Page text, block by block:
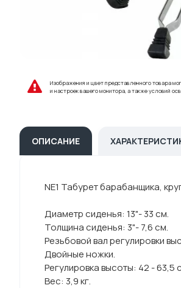
Изображения и цвет представленного товара
и настроек вашего монитора, а также условий
ОПИСАНИЕ
NE1 Табурет барабанщика,
Диаметр сиденья: 13"- 33 см.
Толщина сиденья: 3"- 7,6 см.
Резьбовой вал регулировки
Двойные ножки.
Регулировка высоты: 42 - 63,5
Вес: 3,9 кг.